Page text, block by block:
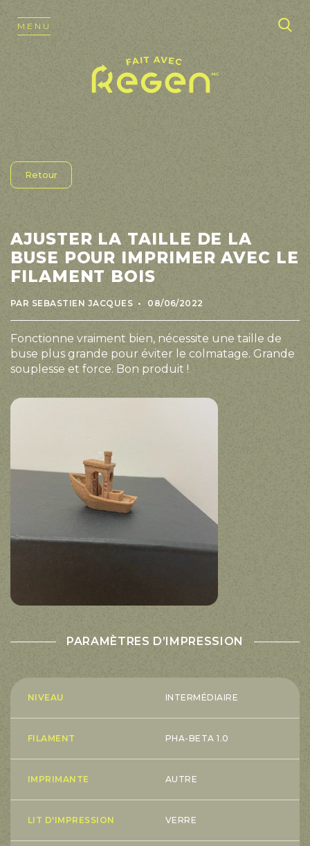
OUVRIR NAVIGATION
MENU
MENU
Nos produits
Impression 3D
Nous joindre
Retour
AJUSTER LA TAILLE DE LA
BUSE POUR IMPRIMER AVEC LE
FILAMENT BOIS
PAR SEBASTIEN JACQUES 08/06/2022
Fonctionne vraiment bien, nécessite une taille de
buse plus grande pour éviter le colmatage. Grande
souplesse et force. Bon produit !
PARAMÈTRES D’IMPRESSION
NIVEAU INTERMÉDIAIRE
FILAMENT PHA-BETA 1.0
IMPRIMANTE AUTRE
LIT D'IMPRESSION VERRE